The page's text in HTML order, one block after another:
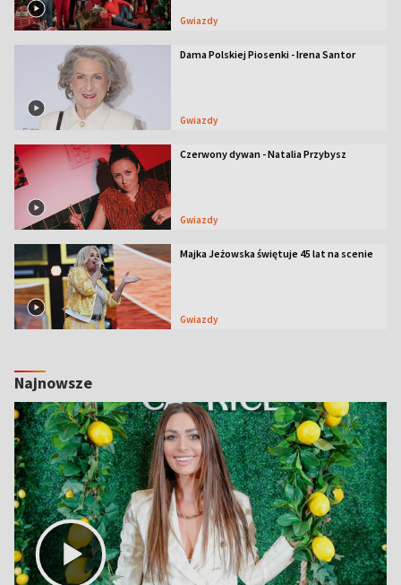
Gwiazdy
Dama Polskiej Piosenki - Irena Santor
Gwiazdy
Czerwony dywan - Natalia Przybysz
Gwiazdy
Majka Jeżowska świętuje 45 lat na scenie
Gwiazdy
Najnowsze